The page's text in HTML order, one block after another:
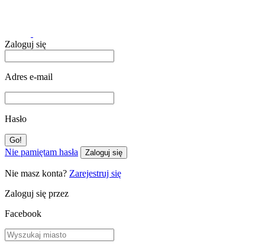
Zaloguj się
Adres e-mail
Hasło
Nie pamiętam hasła Zaloguj się
Nie masz konta? Zarejestruj się
Zaloguj się przez
Facebook